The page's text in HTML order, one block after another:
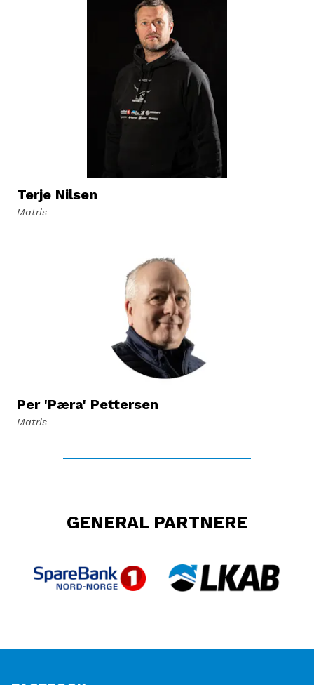
Terje Nilsen
Matris
Per 'Pæra' Pettersen
Matris
GENERAL PARTNERE